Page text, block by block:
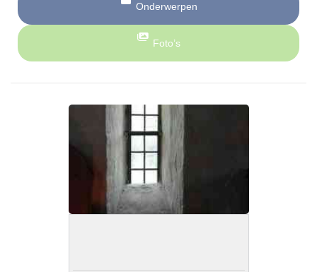
Onderwerpen
Foto’s